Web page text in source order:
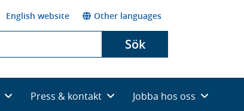
English website Other languages
Sök
Press & kontakt Jobba hos oss